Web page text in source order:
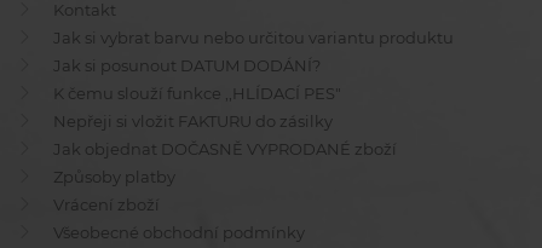
Kontakt
Jak si vybrat barvu nebo určitou variantu produktu
Jak si posunout DATUM DODÁNÍ?
K čemu slouží funkce ,,HLÍDACÍ PES"
Nepřeji si vložit FAKTURU do zásilky
Jak objednat DOČASNĚ VYPRODANÉ zboží
Způsoby platby
Vrácení zboží
Všeobecné obchodní podmínky